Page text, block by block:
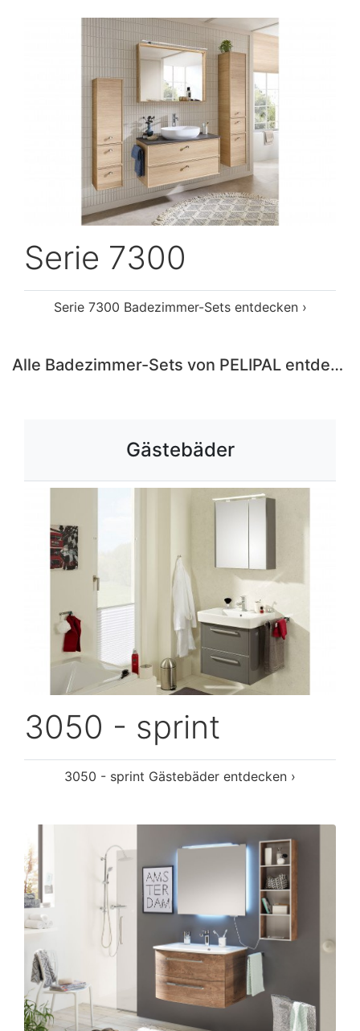
Serie 7300
Serie 7300 Badezimmer-Sets entdecken ›
Alle Badezimmer-Sets von PELIPAL entdecken ›
Gästebäder
3050 - sprint
3050 - sprint Gästebäder entdecken ›